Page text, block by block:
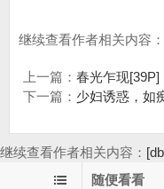
继续查看作者相关内容：
上一篇： 春光乍现[39P]
下一篇： 少妇诱惑，如
继续查看作者相关内容：
随便看看